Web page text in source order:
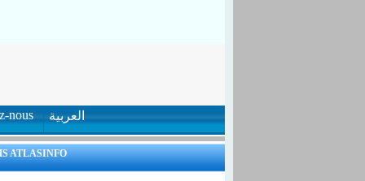
nous العربية
ATLASINFO